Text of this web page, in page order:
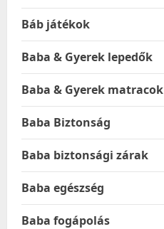
Báb játékok
Baba & Gyerek lepedők
Baba & Gyerek matracok
Baba Biztonság
Baba biztonsági zárak
Baba egészség
Baba fogápolás